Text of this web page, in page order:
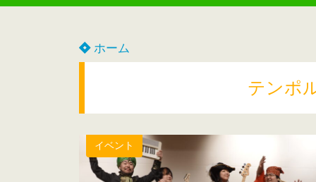
ホーム
テンポ
イベント